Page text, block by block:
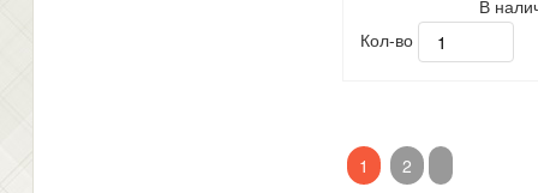
В
Кол-во
1 2